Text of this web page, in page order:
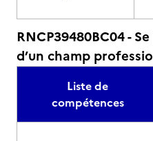
RNCP39480BC04 -
d’un champ
Liste de
compétences